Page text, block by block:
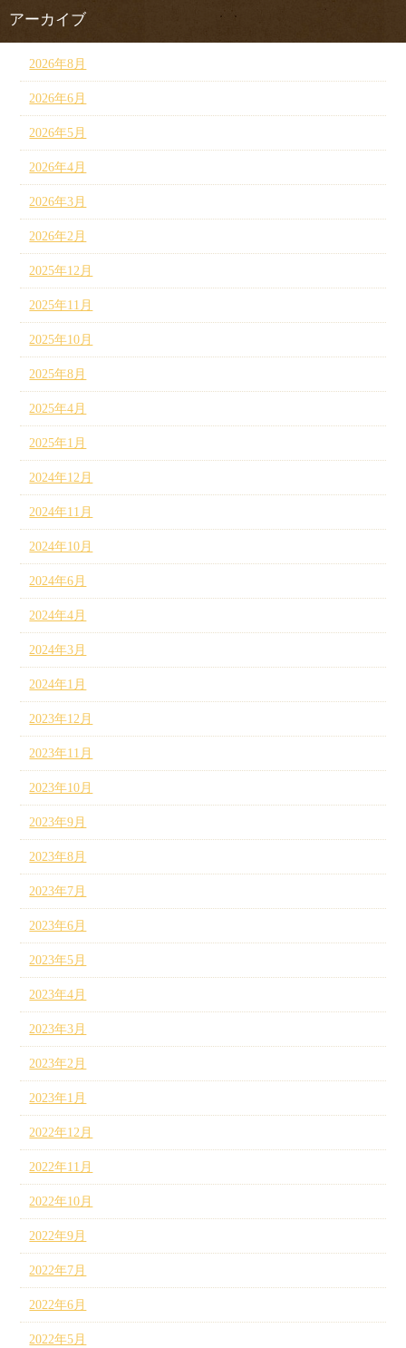
アーカイブ
2026年8月
2026年6月
2026年5月
2026年4月
2026年3月
2026年2月
2025年12月
2025年11月
2025年10月
2025年8月
2025年4月
2025年1月
2024年12月
2024年11月
2024年10月
2024年6月
2024年4月
2024年3月
2024年1月
2023年12月
2023年11月
2023年10月
2023年9月
2023年8月
2023年7月
2023年6月
2023年5月
2023年4月
2023年3月
2023年2月
2023年1月
2022年12月
2022年11月
2022年10月
2022年9月
2022年7月
2022年6月
2022年5月